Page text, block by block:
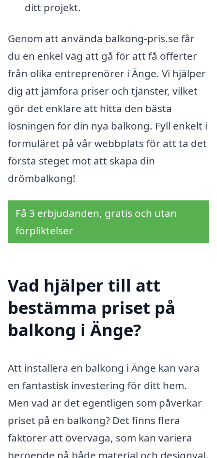
ditt projekt.
Genom att använda balkong-pris.se får
du en enkel väg att gå för att få offerter
från olika entreprenörer i Änge. Vi hjälper
dig att jämföra priser och tjänster, vilket
gör det enklare att hitta den bästa
lösningen för din nya balkong. Fyll enkelt i
formuläret på vår webbplats för att ta det
första steget mot att skapa din
drömbalkong!
Få 3 erbjudanden, gratis och utan
förpliktelser
Vad hjälper till att
bestämma priset på
balkong i Änge?
Att installera en balkong i Änge kan vara
en fantastisk investering för ditt hem.
Men vad är det egentligen som påverkar
priset på en balkong? Det finns flera
faktorer att överväga, som kan variera
beroende på både material och designval.